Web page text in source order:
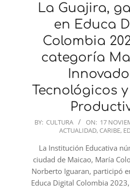
La Guajira,
en Educa
Colombia
categoría
Tecnológicos
2023-
BY: CULTURA ON: 17
ACTUALIDAD, CARIBE,
La Institución Educativa
ciudad de Maicao, María
Norberto Iguaran, participó
Educa Digital Colombia